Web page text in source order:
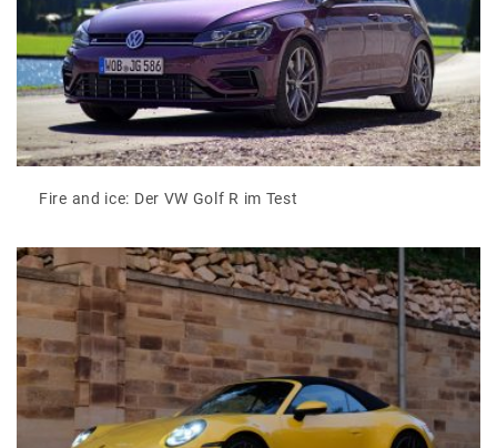
Fire and ice: Der VW Golf R im Test